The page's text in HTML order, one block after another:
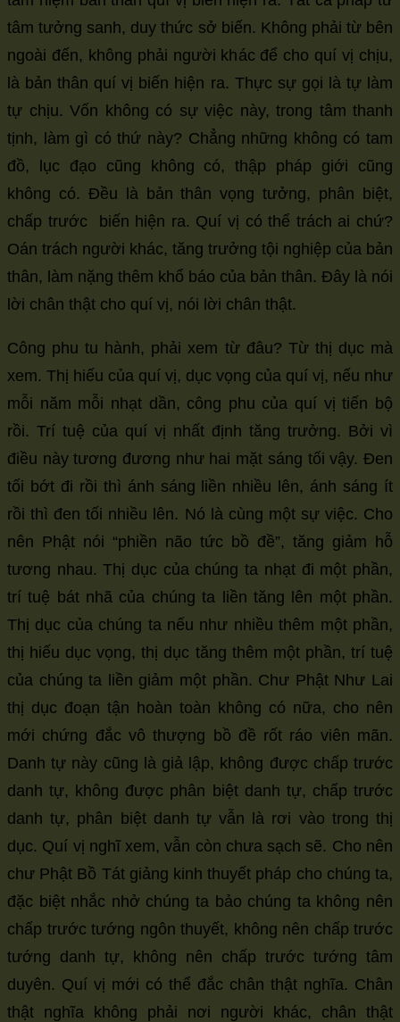
tâm tưởng sanh, duy thức sở biến. Không phải từ bên
ngoài đến, không phải người khác để cho quí vị chịu,
là bản thân quí vị biến hiện ra. Thực sự gọi là tự làm
tự chịu. Vốn không có sự việc này, trong tâm thanh
tịnh, làm gì có thứ này? Chẳng những không có tam
đồ, lục đạo cũng không có, thập pháp giới cũng
không có. Đều là bản thân vọng tưởng, phân biệt,
chấp trước biến hiện ra. Quí vị có thể trách ai chứ?
Oán trách người khác, tăng trưởng tội nghiệp của bản
thân, làm nặng thêm khổ báo của bản thân. Đây là nói
lời chân thật cho quí vị, nói lời chân thật.
Công phu tu hành, phải xem từ đâu? Từ thị dục mà
xem. Thị hiếu của quí vị, dục vọng của quí vị, nếu như
mỗi năm mỗi nhạt dần, công phu của quí vị tiến bộ
rồi. Trí tuệ của quí vị nhất định tăng trưởng. Bởi vì
điều này tương đương như hai mặt sáng tối vậy. Đen
tối bớt đi rồi thì ánh sáng liền nhiều lên, ánh sáng ít
rồi thì đen tối nhiều lên. Nó là cùng một sự việc. Cho
nên Phật nói “phiền não tức bồ đề”, tăng giảm hỗ
tương nhau. Thị dục của chúng ta nhạt đi một phần,
trí tuệ bát nhã của chúng ta liền tăng lên một phần.
Thị dục của chúng ta nếu như nhiều thêm một phần,
thị hiếu dục vọng, thị dục tăng thêm một phần, trí tuệ
của chúng ta liền giảm một phần. Chư Phật Như Lai
thị dục đoạn tận hoàn toàn không có nữa, cho nên
mới chứng đắc vô thượng bồ đề rốt ráo viên mãn.
Danh tự này cũng là giả lập, không được chấp trước
danh tự, không được phân biệt danh tự, chấp trước
danh tự, phân biệt danh tự vẫn là rơi vào trong thị
dục. Quí vị nghĩ xem, vẫn còn chưa sạch sẽ. Cho nên
chư Phật Bồ Tát giảng kinh thuyết pháp cho chúng ta,
đặc biệt nhắc nhở chúng ta bảo chúng ta không nên
chấp trước tướng ngôn thuyết, không nên chấp trước
tướng danh tự, không nên chấp trước tướng tâm
duyên. Quí vị mới có thể đắc chân thật nghĩa. Chân
thật nghĩa không phải nơi người khác, chân thật